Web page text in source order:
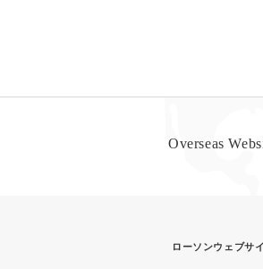
Overseas
ローソンウェブサ